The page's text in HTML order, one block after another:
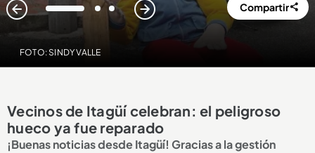
FOTO: SINDY VALLE
1 2 3 Compartir
Vecinos de Itagüí celebran: el peligroso
hueco ya fue reparado
¡Buenas noticias desde Itagüí! Gracias a la gestión